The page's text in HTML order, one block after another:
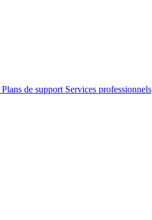
Plans de support Services professionnels